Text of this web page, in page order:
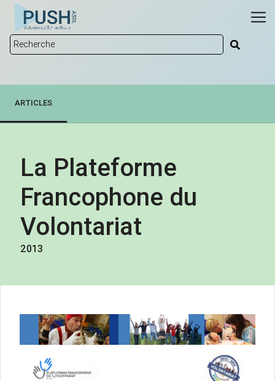
ARTICLES
La Plateforme
Francophone du
Volontariat
2013